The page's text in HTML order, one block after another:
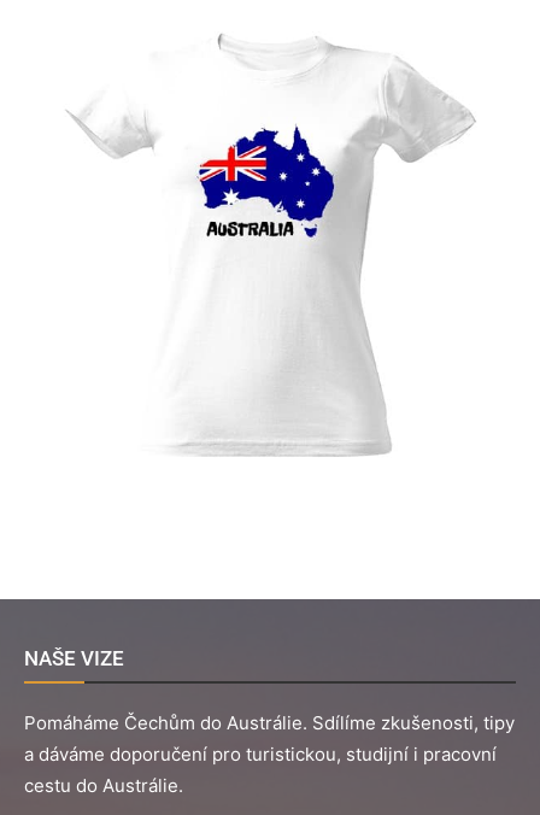
NAŠE VIZE
Pomáháme Čechům do Austrálie. Sdílíme zkušenosti, tipy
a dáváme doporučení pro turistickou, studijní i pracovní
cestu do Austrálie.